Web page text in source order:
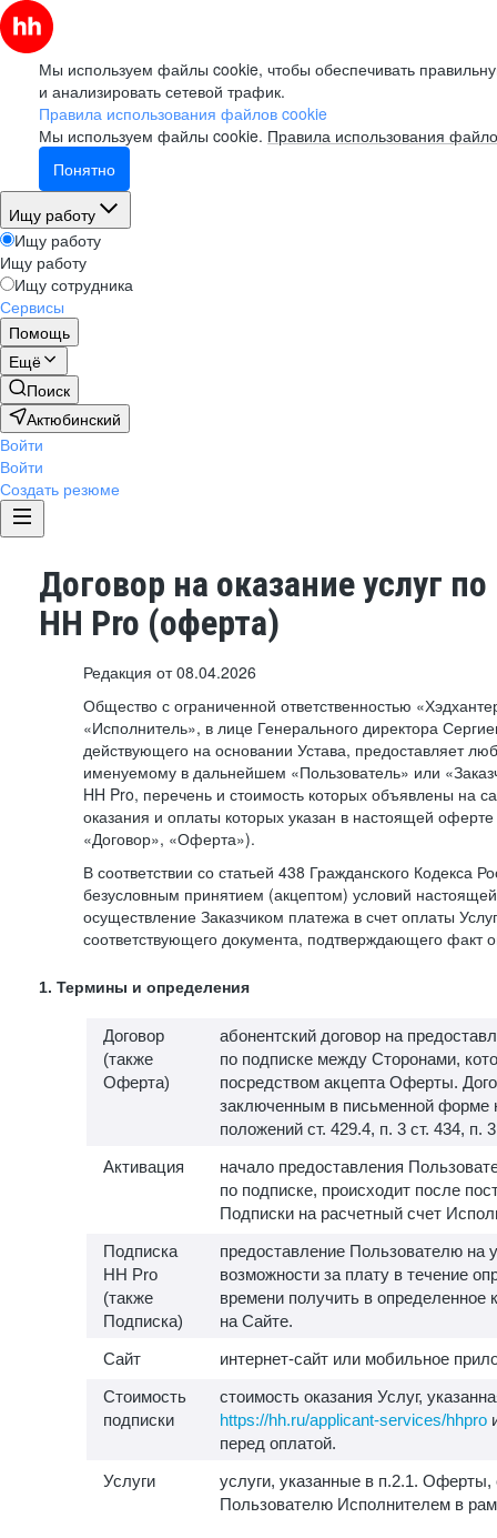
Мы используем файлы cookie, чтобы обеспечивать
и анализировать сетевой трафик.
Правила использования файлов cookie
Мы используем файлы cookie. Правила использования
Понятно
Ищу работу
Ищу работу
Ищу работу
Ищу сотрудника
Сервисы
Помощь
Ещё
Поиск
Актюбинский
Войти
Войти
Создать резюме
Договор на оказание услуг
HH Pro (оферта)
Редакция от 08.04.2026
Общество с ограниченной ответственностью
«Исполнитель», в лице Генерального директора
действующего на основании Устава, предоставляет
именуемому в дальнейшем «Пользователь» или
HH Pro, перечень и стоимость которых объявлены на
оказания и оплаты которых указан в настоящей
«Договор», «Оферта»).
В соответствии со статьей 438 Гражданского Кодекса
безусловным принятием (акцептом) условий
осуществление Заказчиком платежа в счет оплаты
соответствующего документа, подтверждающего факт
1. Термины и определения
Договор
(также
Оферта)
абонентский договор на
по подписке между Сторонами,
посредством акцепта Оферты.
заключенным в письменной форме
положений ст. 429.4, п. 3 ст. 434, п.
Активация
начало предоставления
по подписке, происходит после
Подписки на расчетный счет
Подписка
HH Pro
(также
Подписка)
предоставление Пользователю на
возможности за плату в течение
времени получить в определенное
на Сайте.
Сайт
интернет-сайт или мобильное
Стоимость
подписки
стоимость оказания Услуг,
https://hh.ru/applicant-services/hhpro
перед оплатой.
Услуги
услуги, указанные в п.2.1.
Пользователю Исполнителем в